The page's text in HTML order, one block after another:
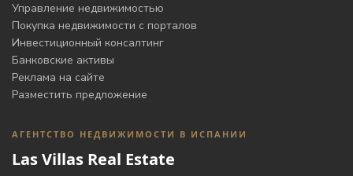
Управление недвижимостью
Покупка недвижимости с порталов
Инвестиционный консалтинг
Банковские активы
Реклама на сайте
Разместить предложение
АГЕНТСТВО НЕДВИЖИМОСТИ В ИСПАНИИ
Las Villas Real Estate